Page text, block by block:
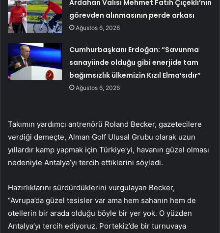
Ardahan Valisi Mehmet Fatih Çiçekli’nin
görevden alınmasının perde arkası
Ağustos 6, 2026
Cumhurbaşkanı Erdoğan: “Savunma
sanayiinde olduğu gibi enerjide tam
bağımsızlık ülkemizin Kızıl Elma’sıdır”
Ağustos 6, 2026
Takımın yardımcı antrenörü Roland Becker, gazetecilere
verdiği demeçte, Alman Golf Ulusal Grubu olarak uzun
yıllardır kamp yapmak için Türkiye’yi, havanın güzel olması
nedeniyle Antalya’yı tercih ettiklerini söyledi.
Hazırlıklarını sürdürdüklerini vurgulayan Becker,
“Avrupa’da güzel tesisler var ama hem sahanın hem de
otellerin bir arada olduğu böyle bir yer yok. O yüzden
Antalya’yı tercih ediyoruz. Portekiz’de bir turnuvaya